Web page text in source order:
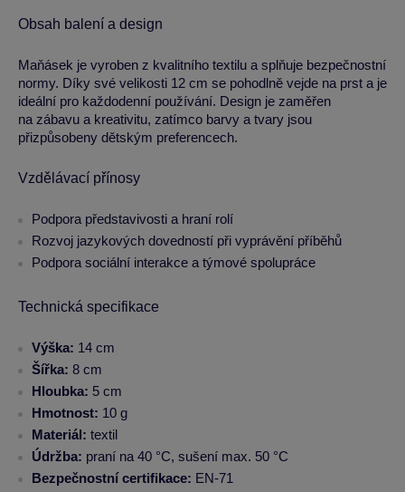
Obsah balení a design
Maňásek je vyroben z kvalitního textilu a splňuje bezpečnostní
normy. Díky své velikosti 12 cm se pohodlně vejde na prst a je
ideální pro každodenní používání. Design je zaměřen
na zábavu a kreativitu, zatímco barvy a tvary jsou
přizpůsobeny dětským preferencech.
Vzdělávací přínosy
Podpora představivosti a hraní rolí
Rozvoj jazykových dovedností při vyprávění příběhů
Podpora sociální interakce a týmové spolupráce
Technická specifikace
Výška: 14 cm
Šířka: 8 cm
Hloubka: 5 cm
Hmotnost: 10 g
Materiál: textil
Údržba: praní na 40 °C, sušení max. 50 °C
Bezpečnostní certifikace: EN-71